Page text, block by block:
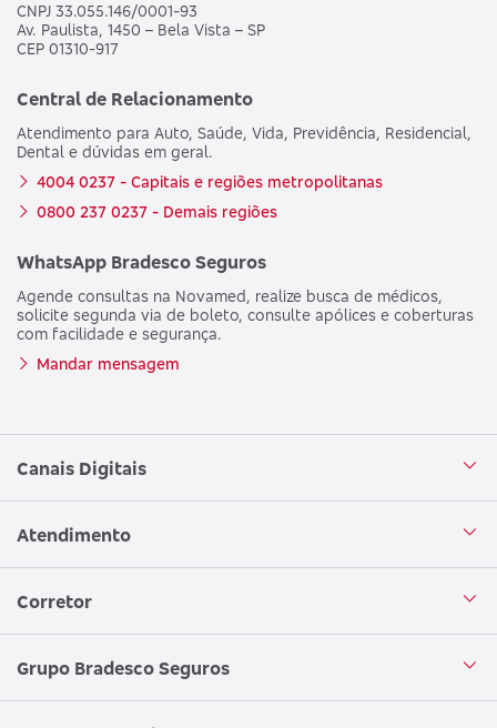
CNPJ 33.055.146/0001-93
Av. Paulista, 1450 – Bela Vista – SP
CEP 01310-917
Central de Relacionamento
Atendimento para Auto, Saúde, Vida, Previdência, Residencial,
Dental e dúvidas em geral.
4004 0237 - Capitais e regiões metropolitanas
0800 237 0237 - Demais regiões
WhatsApp Bradesco Seguros
Agende consultas na Novamed, realize busca de médicos,
solicite segunda via de boleto, consulte apólices e coberturas
com facilidade e segurança.
Mandar mensagem
Canais Digitais
Aplicativo Bradesco Seguros
WhatsApp
Atendimento
Central de Atendimento
SAC Bradesco Seguros
Corretor
Seja um corretor
Grupo Bradesco Seguros